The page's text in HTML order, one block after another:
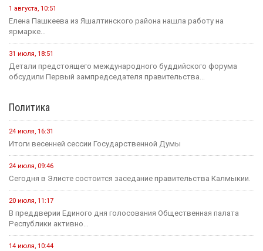
1 августа, 10:51
Елена Пашкеева из Яшалтинского района нашла работу на
ярмарке...
31 июля, 18:51
Детали предстоящего международного буддийского форума
обсудили Первый зампредседателя правительства...
Политика
24 июля, 16:31
Итоги весенней сессии Государственной Думы
24 июля, 09:46
Сегодня в Элисте состоится заседание правительства Калмыкии.
20 июля, 11:17
В преддверии Единого дня голосования Общественная палата
Республики активно...
14 июля, 10:44